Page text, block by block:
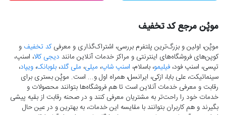
موپُن مرجع کد تخفیف
موپُن، اولین و بزرگ‌ترین پلتفرم بررسی، اشتراک‌گذاری و معرفیکد تخفیف و
کوپن‌های فروشگاه‌های اینترنتی و مراکز خدمات آنلاین مانند دیجی کالا، اسنپ،
تپسی، اسنپ فود، فیلیمو، باسلام، اسنپ شاپ، میلی، ملی گلد، بلوبانک، ویپاد،
سینماتیکت، علی بابا، ازکی، ایرانسل، همراه اول و... است. موپُن بستری برای
رقابت و معرفی خدمات آنلاین است تا هم فروشگاه‌ها بتوانند محصولات و
خدمات خود را راحت‌تر به مشتریان معرفی کنند و در صحنه رقابت از بقیه پیشی
بگیرند و هم کاربران بتوانند با مقایسه این خدمات، به بهترین و در عین حال